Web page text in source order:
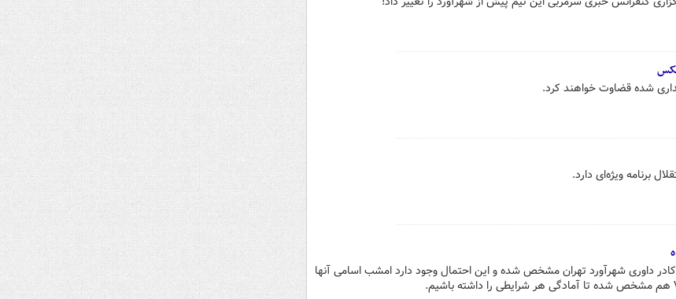
برنامه ویژه‌ای دارد.
داوری شهرآورد تهران مشخص شده و این احتمال وجود دارد امشب اسامی آنها